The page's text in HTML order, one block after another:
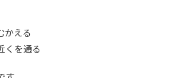
かえる
くを通る